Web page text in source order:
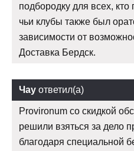
подбородку для всех, кто
чьи клубы также был
зависимости от
Доставка Бердск.
Чау ответил(а)
Provironum со скидкой
решили взяться за дело
благодаря специальной